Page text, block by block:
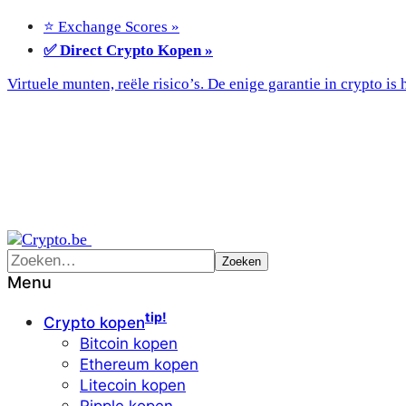
⭐ Exchange Scores »
✅ Direct Crypto Kopen »
Virtuele munten, reële risico’s. De enige garantie in crypto is
Menu
Crypto kopentip!
Bitcoin kopen
Ethereum kopen
Litecoin kopen